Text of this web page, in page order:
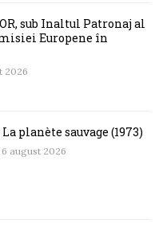
sub Înaltul Patronaj al
Europene în
2026
planète sauvage (1973)
6 august 2026